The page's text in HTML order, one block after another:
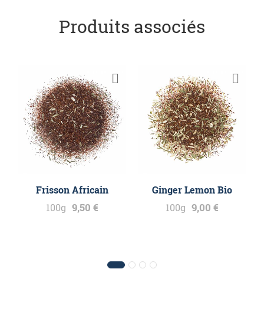
Produits associés
Frisson Africain
100g 9,50 €
Ginger Lemon Bio
100g 9,00 €